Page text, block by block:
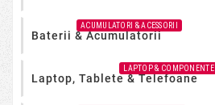
Baterii & Acumulatorii
ACUMULATORI & ACESSORII
Laptop, Tablete & Telefoane
LAPTOP & COMPONENTE